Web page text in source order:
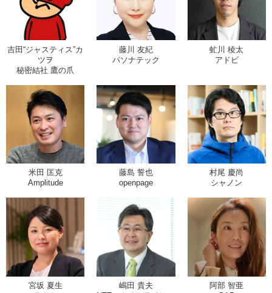
吉田“ジャスティス”カ
ツヲ
秘密結社 鷹の爪
藤川 友紀
パソナテック
虻川 稜太
アドビ
米田 匡克
Amplitude
藤島 誓也
openpage
村尾 慶尚
シャノン
宮坂 夏生
嶋田 貴夫
阿部 智亜